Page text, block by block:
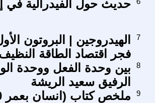
​حديث حول الفيدرالية في
الهيدروجين | البروتون
فجر اقتصاد الطاقة
7
بين وحدة الفعل ووحدة
الرفيق سعيد الريشة
8
ملخص كتاب (انسان بعمر 250 سنة) 9